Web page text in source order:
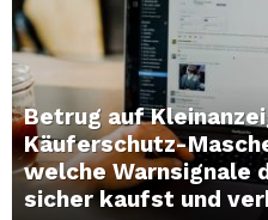
Betrug auf
Käuferschutz-
welche Warnsignale
sicher kaufst und